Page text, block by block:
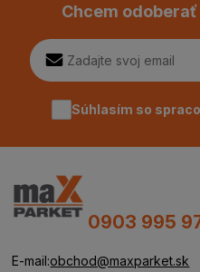
Chcem
Súhlasím so
0903 995
E-mail:obchod@maxparket.sk